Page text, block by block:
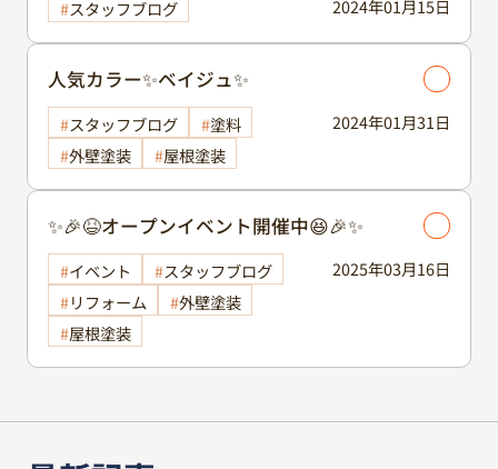
2024年01月15日
スタッフブログ
2024年01月31日
人気カラー✨ベイジュ✨
スタッフブログ
塗料
外壁塗装
屋根塗装
2025年03月16日
✨🎉😆オープンイベント開催中😆🎉✨
イベント
スタッフブログ
リフォーム
外壁塗装
屋根塗装